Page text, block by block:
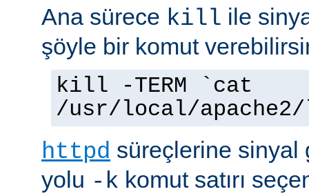
Ana sürece kill ile
şöyle bir komut
kill -TERM `cat
/usr/local/
httpd süreçlerine sinyal
yolu -k komut satırı